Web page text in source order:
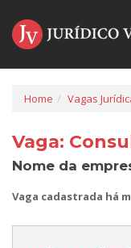
Home Vagas
Vaga:
Nome da
Vaga cadastrada há